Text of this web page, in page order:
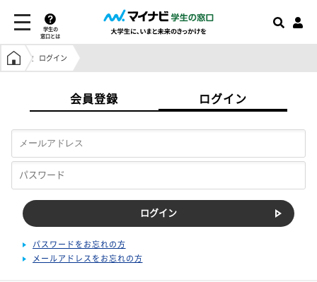
学生の
窓口とは
学生の窓口トップ
ログイン
会員登録 ログイン
パスワードをお忘れの方
メールアドレスをお忘れの方